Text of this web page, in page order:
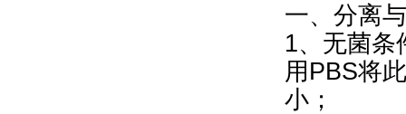
一、分离
1、无菌条
用PBS将
小；